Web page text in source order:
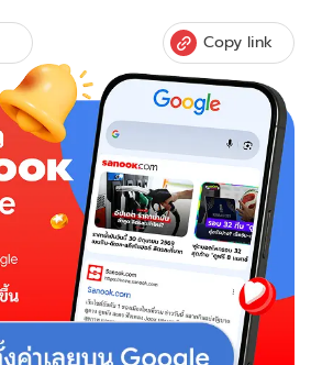
Copy link